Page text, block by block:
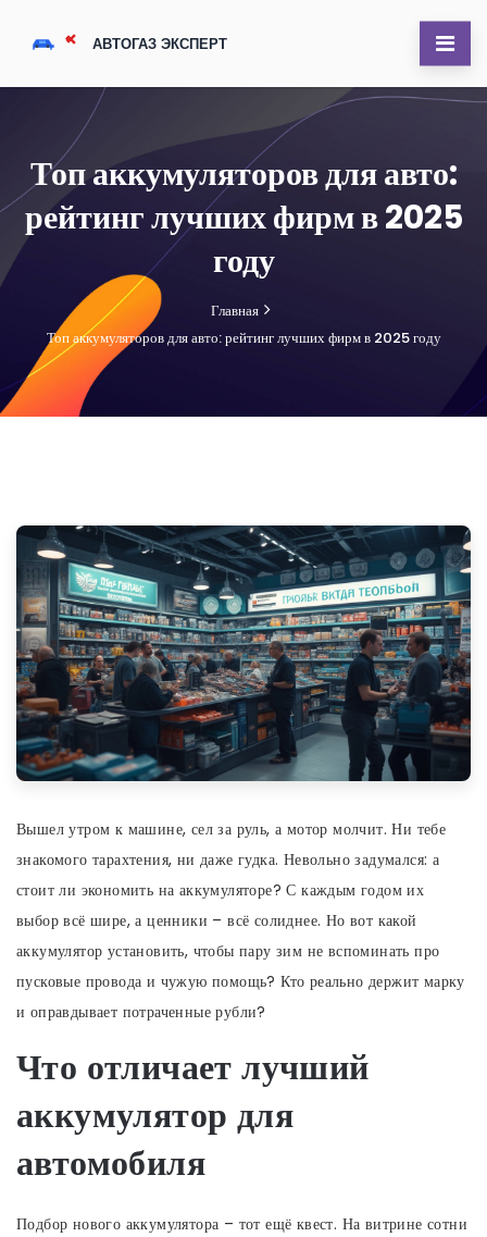
Топ аккумуляторов для авто:
рейтинг лучших фирм в 2025
году
Главная
Топ аккумуляторов для авто: рейтинг лучших фирм в 2025 году
Вышел утром к машине, сел за руль, а мотор молчит. Ни тебе
знакомого тарахтения, ни даже гудка. Невольно задумался: а
стоит ли экономить на аккумуляторе? С каждым годом их
выбор всё шире, а ценники – всё солиднее. Но вот какой
аккумулятор установить, чтобы пару зим не вспоминать про
пусковые провода и чужую помощь? Кто реально держит марку
и оправдывает потраченные рубли?
Что отличает лучший
аккумулятор для
автомобиля
Подбор нового аккумулятора – тот ещё квест. На витрине сотни